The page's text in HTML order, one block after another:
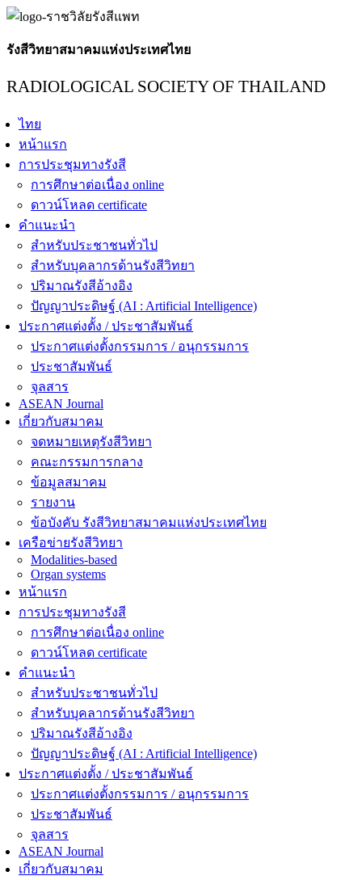
รังสีวิทยาสมาคมแห่งประเทศไทย
RADIOLOGICAL SOCIETY OF THAILAND
ไทย
หน้าแรก
การประชุมทางรังสี
การศึกษาต่อเนื่อง online
ดาวน์โหลด certificate
คำแนะนำ
สำหรับประชาชนทั่วไป
สำหรับบุคลากรด้านรังสีวิทยา
ปริมาณรังสีอ้างอิง
ปัญญาประดิษฐ์ (AI : Artificial Intelligence)
ประกาศแต่งตั้ง / ประชาสัมพันธ์
ประกาศแต่งตั้งกรรมการ / อนุกรรมการ
ประชาสัมพันธ์
จุลสาร
ASEAN Journal
เกี่ยวกับสมาคม
จดหมายเหตุรังสีวิทยา
คณะกรรมการกลาง
ข้อมูลสมาคม
รายงาน
ข้อบังคับ รังสีวิทยาสมาคมแห่งประเทศไทย
เครือข่ายรังสีวิทยา
Modalities-based
Organ systems
หน้าแรก
การประชุมทางรังสี
การศึกษาต่อเนื่อง online
ดาวน์โหลด certificate
คำแนะนำ
สำหรับประชาชนทั่วไป
สำหรับบุคลากรด้านรังสีวิทยา
ปริมาณรังสีอ้างอิง
ปัญญาประดิษฐ์ (AI : Artificial Intelligence)
ประกาศแต่งตั้ง / ประชาสัมพันธ์
ประกาศแต่งตั้งกรรมการ / อนุกรรมการ
ประชาสัมพันธ์
จุลสาร
ASEAN Journal
เกี่ยวกับสมาคม